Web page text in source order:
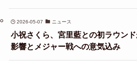
2026-05-07 ニュース
小祝さくら、宮里藍との初ラウン
影響とメジャー戦への意気込み